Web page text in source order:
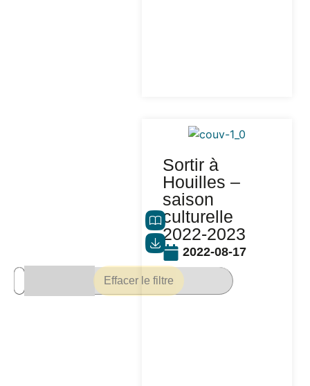
Effacer le filtre
2022-08-17
Sortir à
Houilles –
saison
culturelle
2022-2023